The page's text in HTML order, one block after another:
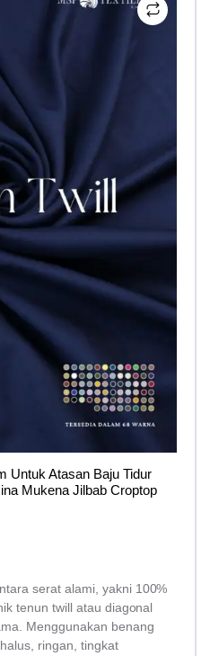
Untuk Atasan Baju Tidur
Mukena Jilbab Croptop
serat alami, yakni 100%
tenun twill atau diagonal
Menggunakan benang
ringan, tingkat